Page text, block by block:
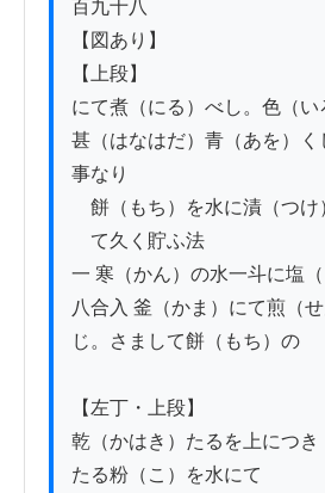
百九十八
【図あり】
【上段】
にて煮（にる）べし。色（い
甚（はなはだ）青（あを）く
事なり
餅（もち）を水に漬（つけ
て久く貯ふ法
一 寒（かん）の水一斗に塩（
八合入 釜（かま）にて煎（せ
じ。さまして餅（もち）の
【左丁・上段】
乾（かはき）たるを上につき
たる粉（こ）を水にて